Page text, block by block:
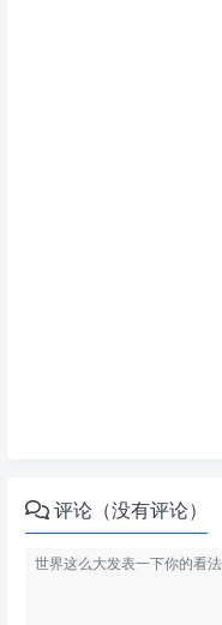
评论（没有评论）